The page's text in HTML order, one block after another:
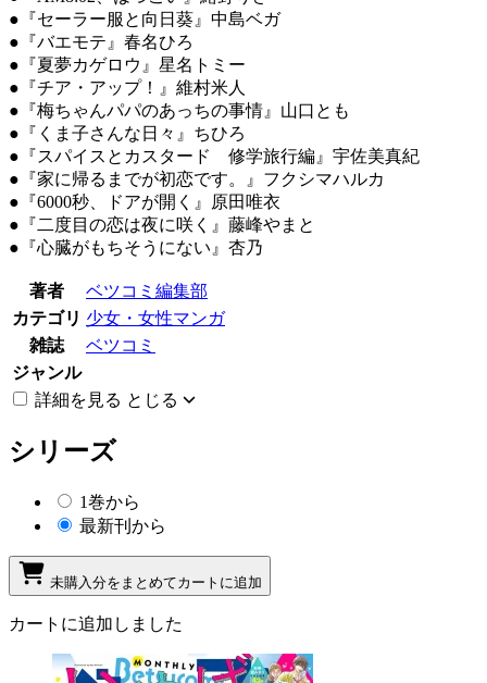
●『セーラー服と向日葵』中島ベガ
●『バエモテ』春名ひろ
●『夏夢カゲロウ』星名トミー
●『チア・アップ！』維村米人
●『梅ちゃんパパのあっちの事情』山口とも
●『くま子さんな日々』ちひろ
●『スパイスとカスタード 修学旅行編』宇佐美真紀
●『家に帰るまでが初恋です。』フクシマハルカ
●『6000秒、ドアが開く』原田唯衣
●『二度目の恋は夜に咲く』藤峰やまと
●『心臓がもちそうにない』杏乃
著者
ベツコミ編集部
カテゴリ 少女・女性マンガ
雑誌
ベツコミ
ジャンル
詳細を見る とじる
シリーズ
1巻から
最新刊から
未購入分をまとめてカートに追加
カートに追加しました